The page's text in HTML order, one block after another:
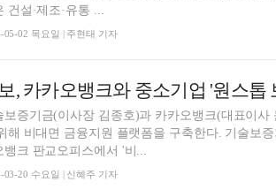
건설·제조·유통 ...
05-02 목요일 | 주현태 기자
, 카카오뱅크와 중소기업 '원스톱
보증기금(이사장 김종호)과 카카오뱅크(대표이
해 비대면 금융지원 플랫폼을 구축한다. 기술보
뱅크 판교오피스에서 '비...
03-20 수요일 | 신혜주 기자